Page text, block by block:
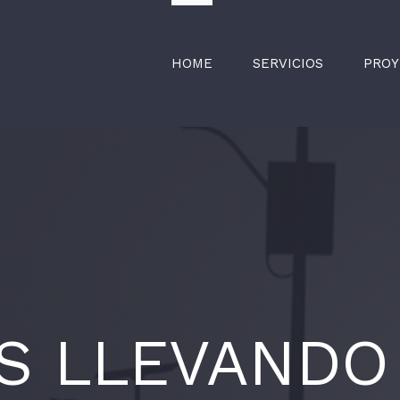
HOME SERVICIOS